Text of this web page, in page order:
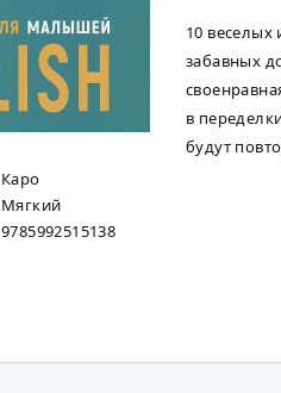
Каро
Мягкий
9785992515138
10 веселых
забавных
в
будут